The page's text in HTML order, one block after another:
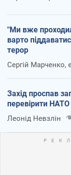
"Ми вже
варто
терор
Сергій Марченко,
Захід проспав
перевірити
Леонід Невзлін